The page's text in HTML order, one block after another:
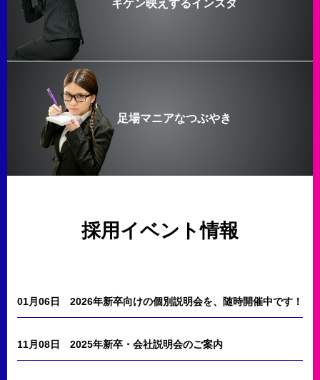
キケン映えするインスタ
足場マニアなつぶやき
採用イベント情報
01月06日 2026年新卒向けの個別説明会を、随時開催中です！
11月08日 2025年新卒・会社説明会のご案内